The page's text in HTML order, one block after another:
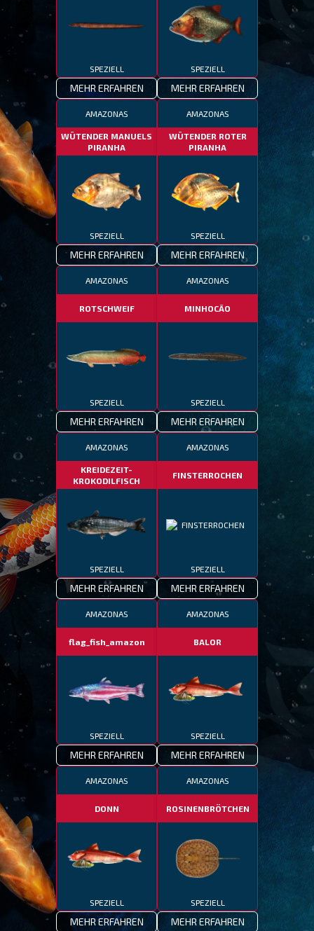
SPEZIELL
MEHR ERFAHREN
SPEZIELL
MEHR ERFAHREN
AMAZONAS
WÜTENDER MANUELS
PIRANHA
SPEZIELL
MEHR ERFAHREN
AMAZONAS
WÜTENDER ROTER
PIRANHA
SPEZIELL
MEHR ERFAHREN
AMAZONAS
ROTSCHWEIF
SPEZIELL
MEHR ERFAHREN
AMAZONAS
MINHOCÃO
SPEZIELL
MEHR ERFAHREN
AMAZONAS
KREIDEZEIT-
KROKODILFISCH
SPEZIELL
MEHR ERFAHREN
AMAZONAS
FINSTERROCHEN
SPEZIELL
MEHR ERFAHREN
AMAZONAS
flag_fish_amazon
SPEZIELL
MEHR ERFAHREN
AMAZONAS
BALOR
SPEZIELL
MEHR ERFAHREN
AMAZONAS
DONN
SPEZIELL
MEHR ERFAHREN
AMAZONAS
ROSINENBRÖTCHEN
SPEZIELL
MEHR ERFAHREN